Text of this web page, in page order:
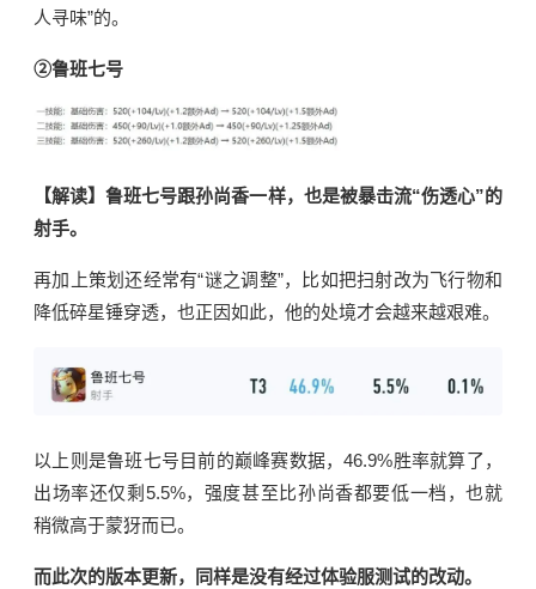
人寻味”的。
②鲁班七号
【解读】鲁班七号跟孙尚香一样，也是被暴击流“伤透心”的
射手。
再加上策划还经常有“谜之调整”，比如把扫射改为飞行物和
降低碎星锤穿透，也正因如此，他的处境才会越来越艰难。
以上则是鲁班七号目前的巅峰赛数据，46.9%胜率就算了，
出场率还仅剩5.5%，强度甚至比孙尚香都要低一档，也就
稍微高于蒙犽而已。
而此次的版本更新，同样是没有经过体验服测试的改动。